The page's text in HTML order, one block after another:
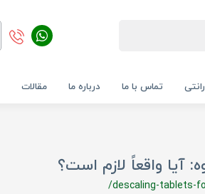
تماس با ما درباره ما مقالات
آیا واقعاً لازم است؟
/descaling-tablets-